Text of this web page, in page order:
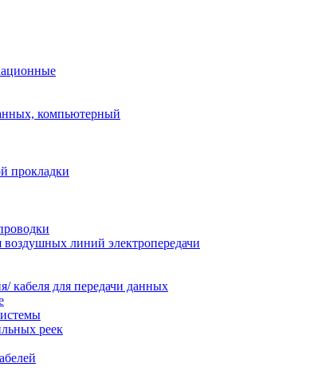
компьютерный
прокладки
линий электропередачи
кабеля для передачи данных
реек